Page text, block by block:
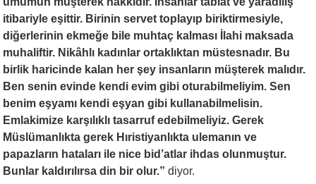
itibariyle eşittir. Birinin servet toplayıp biriktirmesiyle,
diğerlerinin ekmeğe bile muhtaç kalması İlahi maksada
muhaliftir. Nikâhlı kadınlar ortaklıktan müstesnadır. Bu
birlik haricinde kalan her şey insanların müşterek malıdır.
Ben senin evinde kendi evim gibi oturabilmeliyim. Sen
benim eşyamı kendi eşyan gibi kullanabilmelisin.
Emlakimize karşılıklı tasarruf edebilmeliyiz. Gerek
Müslümanlıkta gerek Hıristiyanlıkta ulemanın ve
papazların hataları ile nice bid’atlar ihdas olunmuştur.
Bunlar kaldırılırsa din bir olur.” diyor.